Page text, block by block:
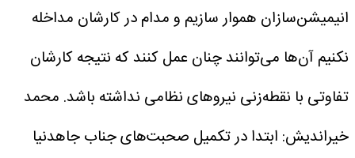
انیمیشن‌سازان هموار سازیم و مدام در کارشان مداخله
نکنیم آن‌ها می‌توانند چنان عمل کنند که نتیجه کارشان
تفاوتی با نقطه‌زنی نیروهای نظامی نداشته باشد. محمد
خیراندیش: ابتدا در تکمیل صحبت‌های جناب جاهدنیا